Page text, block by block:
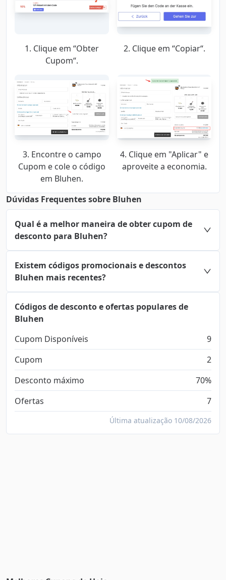
1. Clique em “Obter
Cupom“.
2. Clique em “Copiar“.
3. Encontre o campo
Cupom e cole o código
em Bluhen.
4. Clique em "Aplicar" e
aproveite a economia.
Dúvidas Frequentes sobre Bluhen
Qual é a melhor maneira de obter cupom de
desconto para Bluhen?
Existem códigos promocionais e descontos
Bluhen mais recentes?
Códigos de desconto e ofertas populares de
Bluhen
Cupom Disponíveis
9
Cupom
2
Desconto máximo
70%
Ofertas
7
Última atualização 10/08/2026